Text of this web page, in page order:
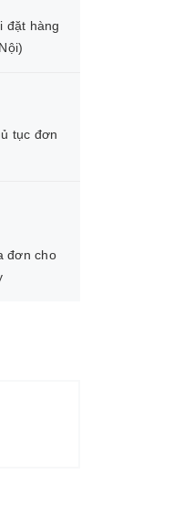
đặt hàng
tục đơn
đơn cho